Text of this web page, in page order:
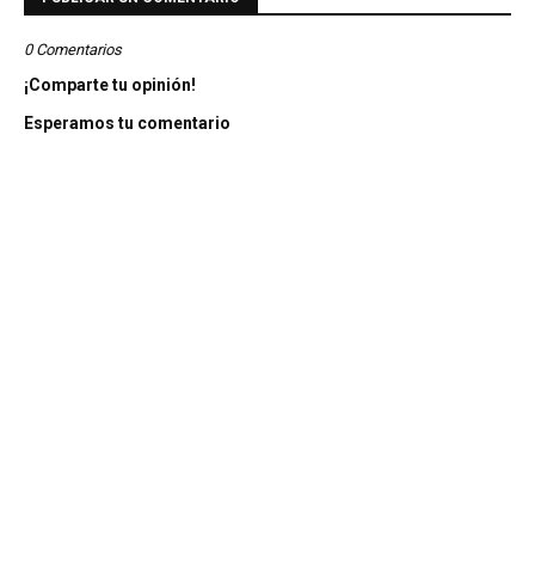
0 Comentarios
¡Comparte tu opinión!
Esperamos tu comentario